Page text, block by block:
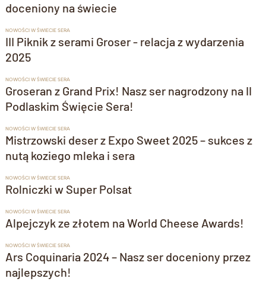
doceniony na świecie
NOWOŚCI W ŚWIECIE SERA
III Piknik z serami Groser - relacja z wydarzenia
2025
NOWOŚCI W ŚWIECIE SERA
Groseran z Grand Prix! Nasz ser nagrodzony na II
Podlaskim Święcie Sera!
NOWOŚCI W ŚWIECIE SERA
Mistrzowski deser z Expo Sweet 2025 – sukces z
nutą koziego mleka i sera
NOWOŚCI W ŚWIECIE SERA
Rolniczki w Super Polsat
NOWOŚCI W ŚWIECIE SERA
Alpejczyk ze złotem na World Cheese Awards!
NOWOŚCI W ŚWIECIE SERA
Ars Coquinaria 2024 – Nasz ser doceniony przez
najlepszych!